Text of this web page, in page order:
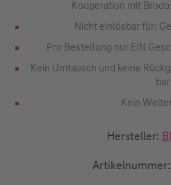
Kooperation mit
Nicht einlösbar für:
Pro Bestellung nur EIN
Kein Umtausch und keine
bar
Kein
Hersteller:
Artikelnummer: